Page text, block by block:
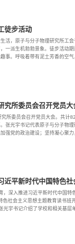
徒步活动
活，原子与分子物理研究所工
一派生机勃勃景象。徒步活动
事。呼吸着带有泥土芳香的空气
究所委员会召开党员大
所委员会召开党员大会。共计
张光宇书记代表原子与分子物
强党的政治建设；坚持凝心聚力
近平新时代中国特色
深入推进习近平新时代中国
社会主义思想主题教育读书
宇书记介绍了学校和相关基层